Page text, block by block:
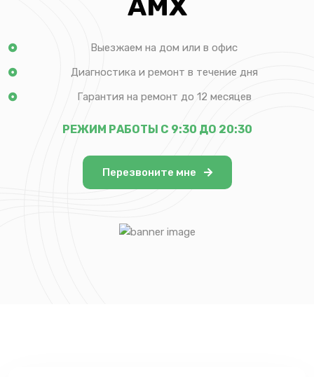
Выезжаем на дом или в офис
Диагностика и ремонт в течение дня
Гарантия на ремонт до 12 месяцев
РЕЖИМ РАБОТЫ С 9:30 ДО 20:30
Перезвоните мне